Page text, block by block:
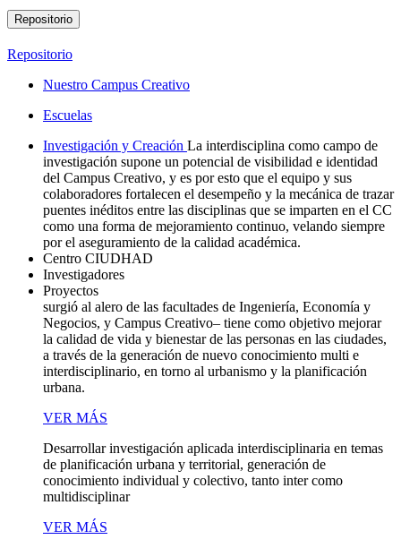
Repositorio
Repositorio
Nuestro Campus Creativo
Escuelas
Investigación y Creación La interdisciplina como campo de
investigación supone un potencial de visibilidad e identidad
del Campus Creativo, y es por esto que el equipo y sus
colaboradores fortalecen el desempeño y la mecánica de trazar
puentes inéditos entre las disciplinas que se imparten en el CC
como una forma de mejoramiento continuo, velando siempre
por el aseguramiento de la calidad académica.
Centro CIUDHAD
Investigadores
Proyectos
surgió al alero de las facultades de Ingeniería, Economía y
Negocios, y Campus Creativo– tiene como objetivo mejorar
la calidad de vida y bienestar de las personas en las ciudades,
a través de la generación de nuevo conocimiento multi e
interdisciplinario, en torno al urbanismo y la planificación
urbana.
VER MÁS
Desarrollar investigación aplicada interdisciplinaria en temas
de planificación urbana y territorial, generación de
conocimiento individual y colectivo, tanto inter como
multidisciplinar
VER MÁS